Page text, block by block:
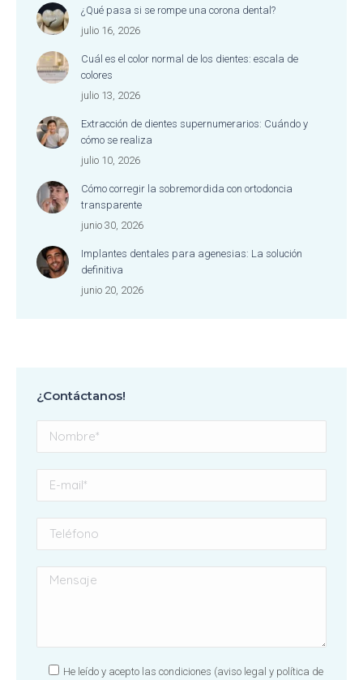
¿Qué pasa si se rompe una corona dental?
julio 16, 2026
Cuál es el color normal de los dientes: escala de
colores
julio 13, 2026
Extracción de dientes supernumerarios: Cuándo y
cómo se realiza
julio 10, 2026
Cómo corregir la sobremordida con ortodoncia
transparente
junio 30, 2026
Implantes dentales para agenesias: La solución
definitiva
junio 20, 2026
¿Contáctanos!
He leído y acepto las condiciones (aviso legal y política de